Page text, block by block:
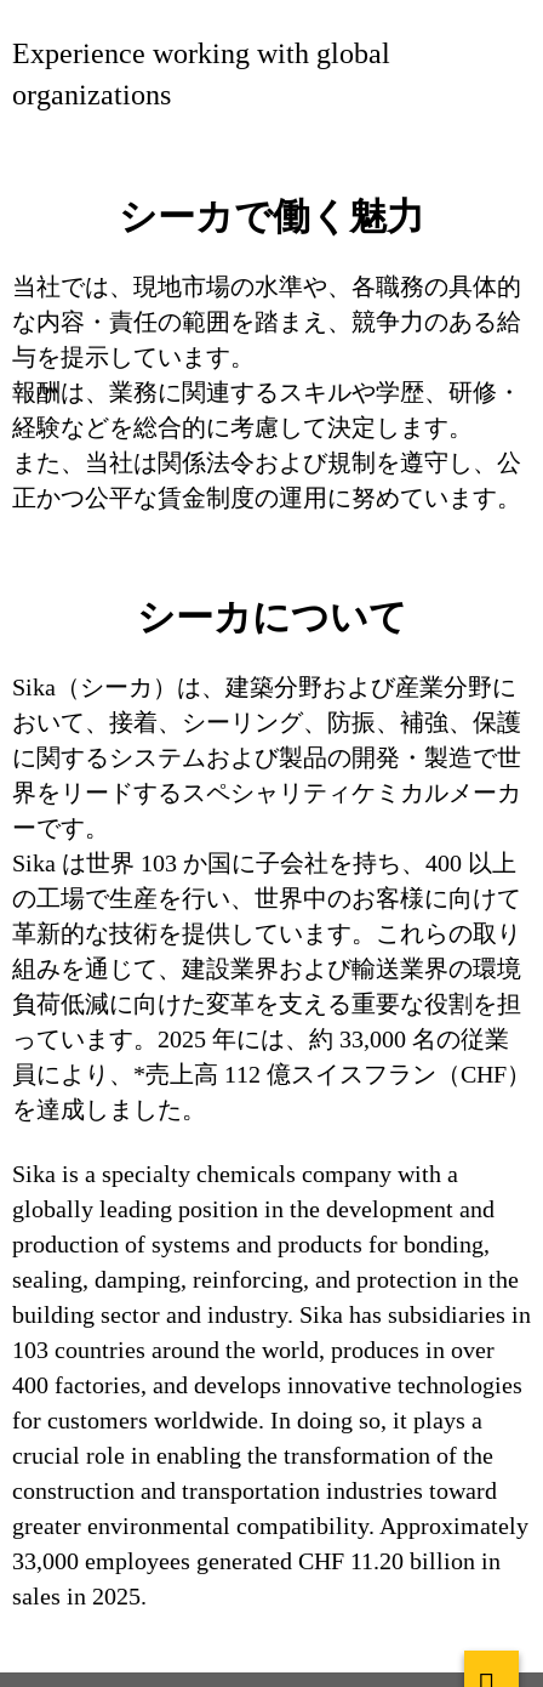
Experience working with global
organizations
シーカで働く魅力
当社では、現地市場の水準や、各職務の具体的
な内容・責任の範囲を踏まえ、競争力のある給
与を提示しています。
報酬は、業務に関連するスキルや学歴、研修・
経験などを総合的に考慮して決定します。
また、当社は関係法令および規制を遵守し、公
正かつ公平な賃金制度の運用に努めています。
シーカについて
Sika（シーカ）は、建築分野および産業分野に
おいて、接着、シーリング、防振、補強、保護
に関するシステムおよび製品の開発・製造で世
界をリードするスペシャリティケミカルメーカ
ーです。
Sika は世界 103 か国に子会社を持ち、400 以上
の工場で生産を行い、世界中のお客様に向けて
革新的な技術を提供しています。これらの取り
組みを通じて、建設業界および輸送業界の環境
負荷低減に向けた変革を支える重要な役割を担
っています。2025 年には、約 33,000 名の従業
員により、*売上高 112 億スイスフラン（CHF）
を達成しました。
Sika is a specialty chemicals company with a
globally leading position in the development and
production of systems and products for bonding,
sealing, damping, reinforcing, and protection in the
building sector and industry. Sika has subsidiaries in
103 countries around the world, produces in over
400 factories, and develops innovative technologies
for customers worldwide. In doing so, it plays a
crucial role in enabling the transformation of the
construction and transportation industries toward
greater environmental compatibility. Approximately
33,000 employees generated CHF 11.20 billion in
sales in 2025.